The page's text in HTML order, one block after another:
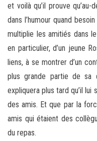
et voilà qu’il prouve
dans l’humour quand
multiplie les amitiés dans
en particulier, d’un jeune
liens, à se montrer d’un
plus grande partie de sa
expliquera plus tard qu’il lui
des amis. Et que par la
amis qui étaient des
du repas.